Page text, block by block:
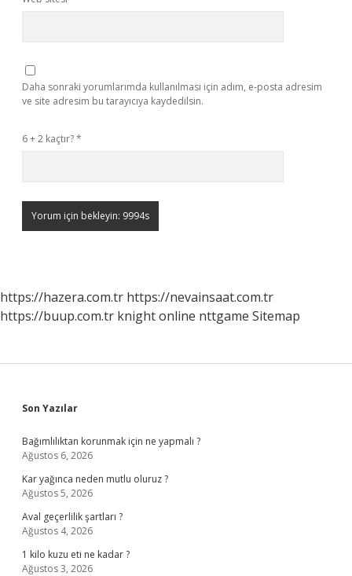
Daha sonraki yorumlarımda kullanılması için adım, e-posta adresim
ve site adresim bu tarayıcıya kaydedilsin.
6 + 2 kaçtır?*
https://hazera.com.tr https://nevainsaat.com.tr
https://buup.com.tr knight online nttgame Sitemap
Sidebar
Son Yazılar
Bağımlılıktan korunmak için ne yapmalı ?
Ağustos 6, 2026
Kar yağınca neden mutlu oluruz ?
Ağustos 5, 2026
Aval geçerlilik şartları ?
Ağustos 4, 2026
1 kilo kuzu eti ne kadar ?
Ağustos 3, 2026